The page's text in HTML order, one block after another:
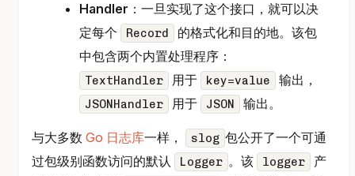
Handler ：一旦实现了这个接口，就可以决
定每个
Record
的格式化和目的地。该包
中包含两个内置处理程序：
TextHandler 用于 key=value 输出，
JSONHandler 用于 JSON 输出。
与大多数 Go 日志库一样， slog 包公开了一个可通
过包级别函数访问的默认
Logger 。该 logger
产